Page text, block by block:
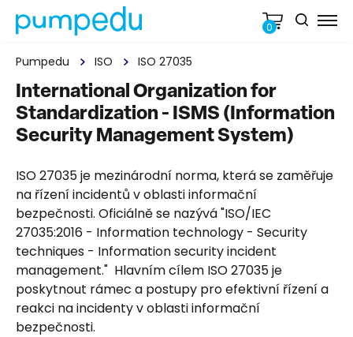
0
Pumpedu ISO ISO 27035
International Organization for
Standardization - ISMS (Information
Security Management System)
ISO 27035 je mezinárodní norma, která se zaměřuje
na řízení incidentů v oblasti informační
bezpečnosti. Oficiálně se nazývá "ISO/IEC
27035:2016 - Information technology - Security
techniques - Information security incident
management." Hlavním cílem ISO 27035 je
poskytnout rámec a postupy pro efektivní řízení a
reakci na incidenty v oblasti informační
bezpečnosti.